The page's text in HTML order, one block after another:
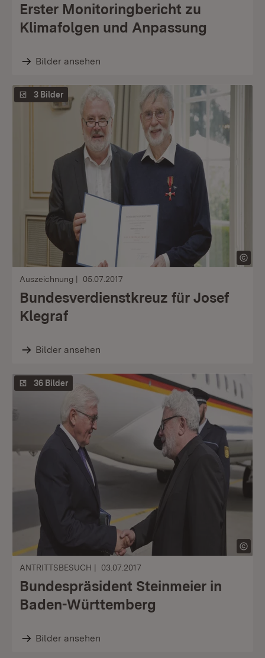
Erster Monitoringbericht zu
Klimafolgen und Anpassung
Bilder ansehen
3 Bilder
Auszeichnung 05.07.2017
Bundesverdienstkreuz für Josef
Klegraf
Bilder ansehen
36 Bilder
ANTRITTSBESUCH 03.07.2017
Bundespräsident Steinmeier in
Baden-Württemberg
Bilder ansehen